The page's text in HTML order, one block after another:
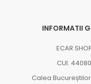
INFORMATII
ECAR
CUI:
Calea